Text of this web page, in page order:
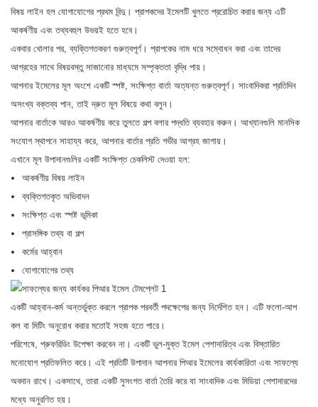
বিষয় লাইন হল যোগাযোগের প্রথম বিন্দু। প্রাপকদের ইমেলটি খুলতে প্ররোচিত করার জন্য এটি
আকর্ষণীয় এবং তথ্যবহুল উভয়ই হতে হবে।
একবার খোলার পর, ব্যক্তিগতকরণ গুরুত্বপূর্ণ। প্রাপকের নাম ধরে সম্বোধন করা এবং তাদের
আগ্রহের সাথে বিষয়বস্তু সাজানোর মাধ্যমে সম্পৃক্ততা বৃদ্ধি পায়।
আপনার ইমেলের মূল অংশে একটি স্পষ্ট, সংক্ষিপ্ত বার্তা অত্যন্ত গুরুত্বপূর্ণ। সাংবাদিকরা প্রতিদিন
অসংখ্য বক্তব্য পান, তাই দ্রুত মূল বিষয়ে কথা বলুন।
আপনার বার্তাকে আরও আকর্ষণীয় করে তুলতে গল্প বলার পদ্ধতি ব্যবহার করুন। আখ্যানগুলি মানসিক
সংযোগ স্থাপনে সাহায্য করে, আপনার বার্তার প্রতি গভীর আগ্রহ জাগায়।
এখানে মূল উপাদানগুলির একটি সংক্ষিপ্ত চেকলিস্ট দেওয়া হল:
আকর্ষণীয় বিষয় লাইন
ব্যক্তিগতকৃত অভিবাদন
সংক্ষিপ্ত এবং স্পষ্ট ভূমিকা
প্রাসঙ্গিক তথ্য বা গল্প
কর্মের আহ্বান
যোগাযোগের তথ্য
একটি আহ্বান-কর্ম অন্তর্ভুক্ত করলে প্রাপক পরবর্তী পদক্ষেপের জন্য নির্দেশিত হন। এটি ফলো-আপ
কল বা মিটিং অনুরোধ করার মতোই সহজ হতে পারে।
পরিশেষে, প্রুফরিডিং উপেক্ষা করবেন না। একটি ভুল-মুক্ত ইমেল পেশাদারিত্ব এবং বিস্তারিত
মনোযোগ প্রতিফলিত করে। এই প্রতিটি উপাদান আপনার পিআর ইমেলের কার্যকারিতা এবং সাফল্যে
অবদান রাখে। একসাথে, তারা একটি সুসংগত বার্তা তৈরি করে যা সাংবাদিক এবং মিডিয়া পেশাদারদের
মধ্যে অনুরণিত হয়।